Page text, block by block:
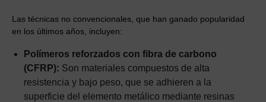
Las técnicas no convencionales, que han ganado popularidad
en los últimos años, incluyen:
Polímeros reforzados con fibra de carbono
(CFRP): Son materiales compuestos de alta
resistencia y bajo peso, que se adhieren a la
superficie del elemento metálico mediante resinas